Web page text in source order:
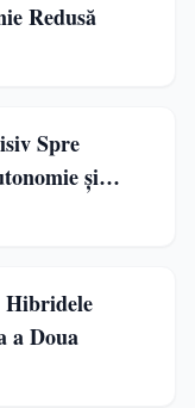
Redusă
Spre
și
Hibridele
a Doua